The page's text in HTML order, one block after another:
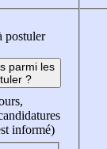
postuler
parmi les
?
informé)